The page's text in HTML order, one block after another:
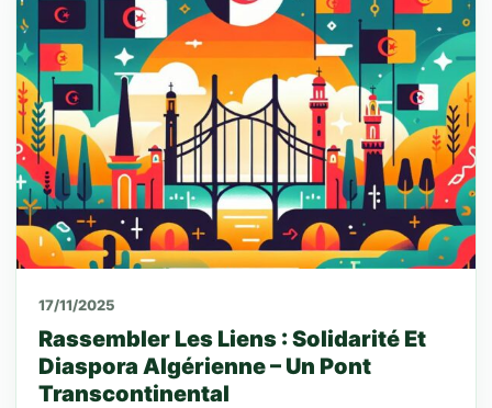
17/11/2025
Rassembler Les Liens : Solidarité Et
Diaspora Algérienne – Un Pont
Transcontinental